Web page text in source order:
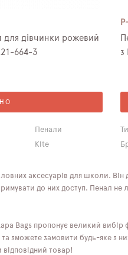
для дівчинки рожевий
664-3
Пенали
Kite
аксесуарів для школи.
до них доступ. Пенал
Bags пропонує великий
та зможете замовити будь-яке з
відповідний товар!